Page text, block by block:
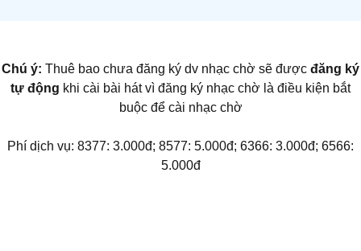
Chú ý: Thuê bao chưa đăng ký dv nhạc chờ sẽ được đăng ký
tự động khi cài bài hát vì đăng ký nhạc chờ là điều kiện bắt
buộc để cài nhạc chờ
Phí dịch vụ: 8377: 3.000đ; 8577: 5.000đ; 6366: 3.000đ; 6566:
5.000đ